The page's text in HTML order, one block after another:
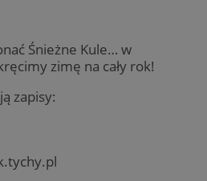
Śnieżne Kule… w
zimę na cały rok!
zapisy: